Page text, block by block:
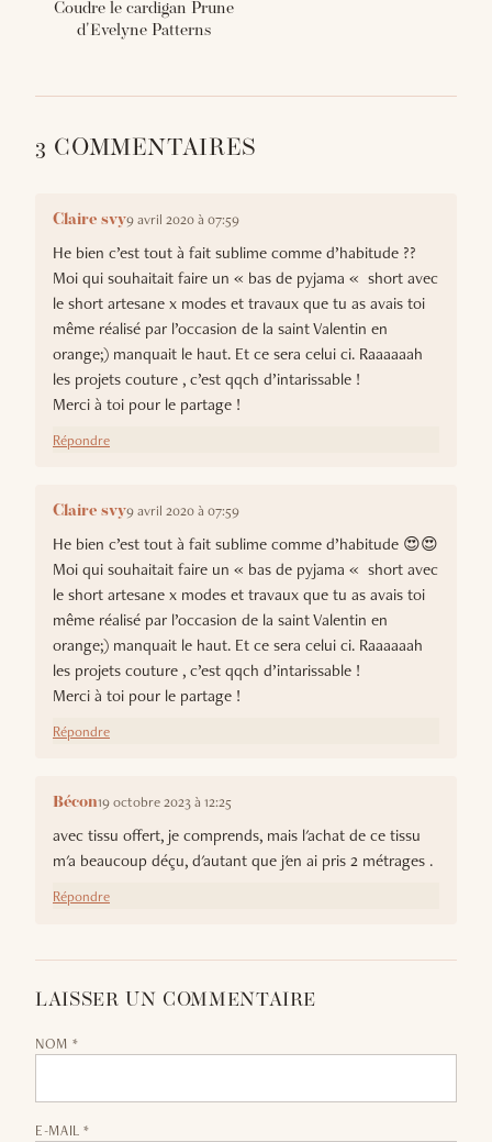
Coudre le cardigan Prune
d'Evelyne Patterns
3 COMMENTAIRES
Claire svy9 avril 2020 à 07:59
He bien c’est tout à fait sublime comme d’habitude ??
Moi qui souhaitait faire un « bas de pyjama « short avec
le short artesane x modes et travaux que tu as avais toi
même réalisé par l’occasion de la saint Valentin en
orange;) manquait le haut. Et ce sera celui ci. Raaaaaah
les projets couture , c’est qqch d’intarissable !
Merci à toi pour le partage !
Répondre
Claire svy9 avril 2020 à 07:59
He bien c’est tout à fait sublime comme d’habitude 😍😍
Moi qui souhaitait faire un « bas de pyjama « short avec
le short artesane x modes et travaux que tu as avais toi
même réalisé par l’occasion de la saint Valentin en
orange;) manquait le haut. Et ce sera celui ci. Raaaaaah
les projets couture , c’est qqch d’intarissable !
Merci à toi pour le partage !
Répondre
Bécon19 octobre 2023 à 12:25
avec tissu offert, je comprends, mais l'achat de ce tissu
m'a beaucoup déçu, d'autant que j'en ai pris 2 métrages .
Répondre
LAISSER UN COMMENTAIRE
NOM *
E-MAIL *